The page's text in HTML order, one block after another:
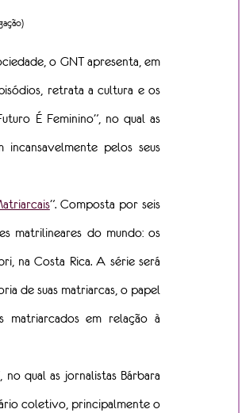
o GNT apresenta, em
retrata a cultura e os
É Feminino”, no qual as
incansavelmente pelos seus
”. Composta por seis
matrilineares do mundo: os
na Costa Rica. A série será
de suas matriarcas, o papel
matriarcados em relação à
no qual as jornalistas Bárbara
coletivo, principalmente o